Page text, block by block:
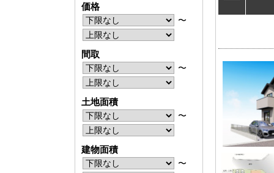
価格
〜
間取
〜
土地面積
〜
建物面積
〜
沖縄支店
物件検索
新築一戸建
エリアから探す
路線から探す
中古一戸建
路線から探